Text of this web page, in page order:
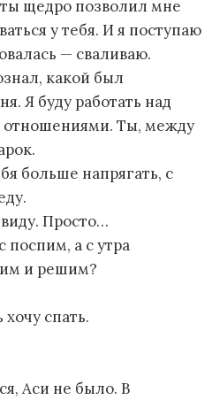
щедро позволил мне
у тебя. И я поступаю
— сваливаю.
какой был
Я буду работать над
Ты, между
больше напрягать, с
Просто…
поспим, а с утра
и решим?
спать.
Аси не было. В